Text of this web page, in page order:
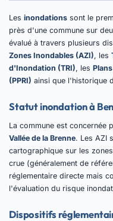
Les inondations sont le
près d'une commune sur
évalué à travers plusieurs
Zones Inondables (AZI), les
d'Inondation (TRI), les
(PPRI) ainsi que l'historique
Statut inondation à
La commune est concernée
Vallée de la Brenne. Les AZI
cartographique sur les
crue (généralement de
réglementaire directe mais
l'évaluation du risque
Dispositifs